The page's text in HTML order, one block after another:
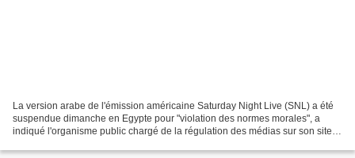
La version arabe de l'émission américaine Saturday Night Live (SNL) a été
suspendue dimanche en Egypte pour "violation des normes morales", a
indiqué l'organisme public chargé de la régulation des médias sur son site